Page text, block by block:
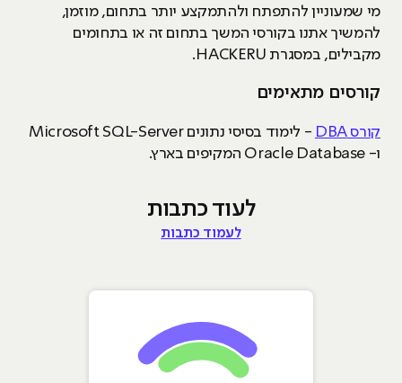
מי שמעוניין להתפתח ולהתמקצע יותר בתחום, מוזמן,
להמשיך אתנו בקורסי המשך בתחום זה או בתחומים
מקבילים, במסגרת HACKERU.
קורסים מתאימים
קורס DBA
- לימוד בסיסי נתונים Microsoft SQL-Server
ו- Oracle Database המקיפים בארץ.
לעוד כתבות
לעמוד כתבות